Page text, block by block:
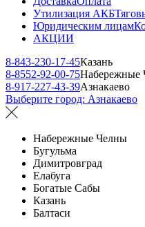
Утилизация АКБ
Юридическим лицам
АКЦИИ
8-843-230-17-45Казань
8-8552-92-00-75Набережные
8-917-227-43-39Азнакаево
Выберите город: Азнакаево
Набережные Челны
Бугульма
Димитровград
Елабуга
Богатые Сабы
Казань
Балтаси